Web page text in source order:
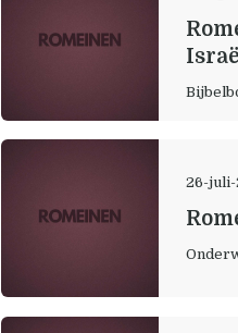
26-juli-